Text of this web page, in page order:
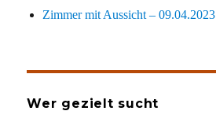
Zimmer mit Aussicht – 09.04.2023
Wer gezielt sucht